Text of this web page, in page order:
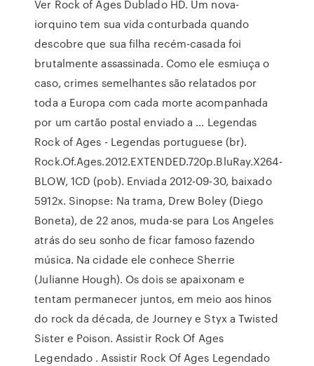
Ver Rock of Ages Dublado HD. Um nova-
iorquino tem sua vida conturbada quando
descobre que sua filha recém-casada foi
brutalmente assassinada. Como ele esmiuça o
caso, crimes semelhantes são relatados por
toda a Europa com cada morte acompanhada
por um cartão postal enviado a … Legendas
Rock of Ages - Legendas portuguese (br).
Rock.Of.Ages.2012.EXTENDED.720p.BluRay.X264-
BLOW, 1CD (pob). Enviada 2012-09-30, baixado
5912x. Sinopse: Na trama, Drew Boley (Diego
Boneta), de 22 anos, muda-se para Los Angeles
atrás do seu sonho de ficar famoso fazendo
música. Na cidade ele conhece Sherrie
(Julianne Hough). Os dois se apaixonam e
tentam permanecer juntos, em meio aos hinos
do rock da década, de Journey e Styx a Twisted
Sister e Poison. Assistir Rock Of Ages
Legendado . Assistir Rock Of Ages Legendado